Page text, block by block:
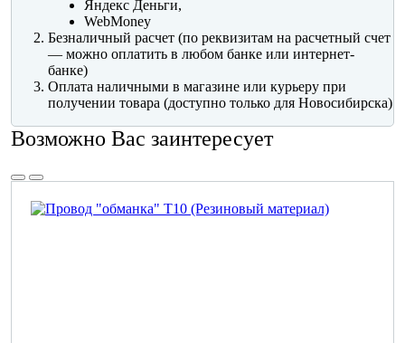
Яндекс Деньги,
WebMoney
Безналичный расчет (по реквизитам на расчетный счет
— можно оплатить в любом банке или интернет-
банке)
Оплата наличными в магазине или курьеру при
получении товара (доступно только для Новосибирска)
Возможно Вас заинтересует